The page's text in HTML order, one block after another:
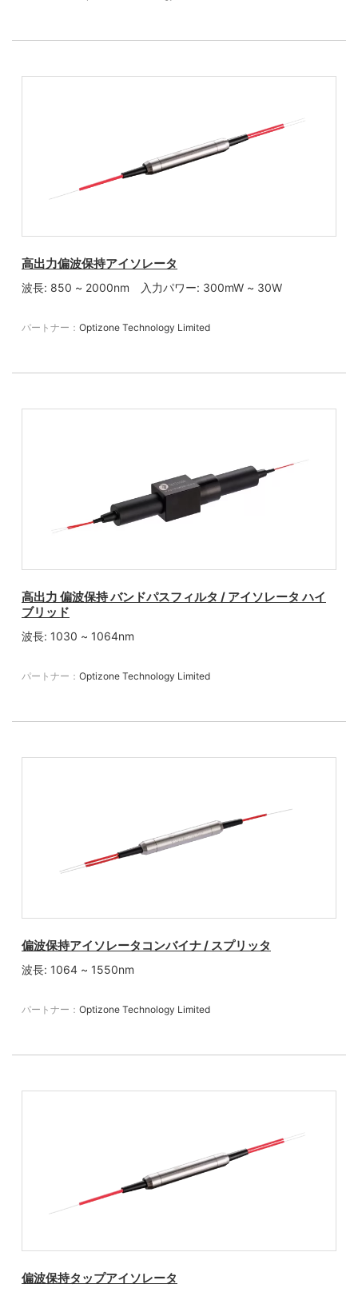
高出力偏波保持アイソレータ
波長: 850 ~ 2000nm 入力パワー: 300mW ~ 30W
パートナー： Optizone Technology Limited
高出力 偏波保持 バンドパスフィルタ / アイソレータ ハイ
ブリッド
波長: 1030 ~ 1064nm
パートナー： Optizone Technology Limited
偏波保持アイソレータコンバイナ / スプリッタ
波長: 1064 ~ 1550nm
パートナー： Optizone Technology Limited
偏波保持タップアイソレータ